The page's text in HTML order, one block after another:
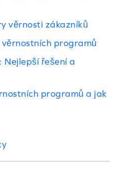
věrnosti zákazníků
programů
řešení a
programů a jak